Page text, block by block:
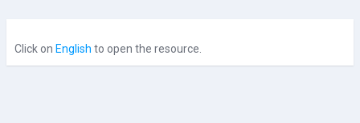
Click on English to open the resource.